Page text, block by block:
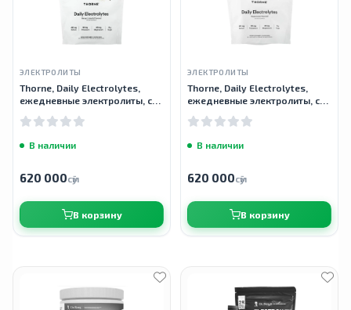
ЭЛЕКТРОЛИТЫ
Thorne, Daily Electrolytes,
ежедневные электролиты, со
пакетиков
В наличии
620 000сӯм
В корзину
ЭЛЕКТРОЛИТЫ
Thorne, Daily Electrolytes,
ежедневные электролиты, со
В наличии
620 000сӯм
В корзину